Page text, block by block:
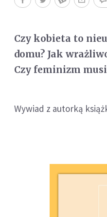
Czy kobieta to
domu? Jak
Czy feminizm
Wywiad z autorką